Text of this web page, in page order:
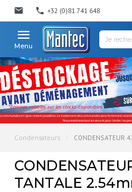
+32 (0)81 741 648
Menu
*Remises valables sur les stocks disponibles
commandes en ligne restent possibles. Le traitement des commandes sera fortement
Nous mettrons tout en œuvre pour limiter les
Condensateurs CONDENSATEUR
TANTALE